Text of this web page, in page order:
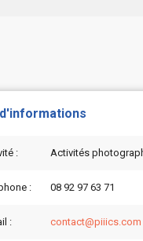
: Activités
: 08 92 97 63 71
: contact@piiics.com